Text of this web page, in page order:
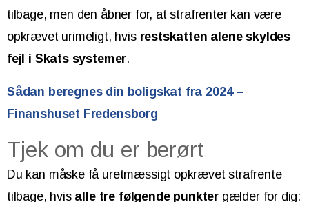
tilbage, men den åbner for, at strafrenter kan være
opkrævet urimeligt, hvis restskatten alene skyldes
fejl i Skats systemer.
Sådan beregnes din boligskat fra 2024 –
Finanshuset Fredensborg
Tjek om du er berørt
Du kan måske få uretmæssigt opkrævet strafrente
tilbage, hvis alle tre følgende punktergælder for dig: